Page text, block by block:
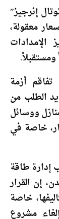
إنرجيز”
معقولة،
أزمة
الطلب من
ووسائل
خاصة في
إدارة طاقة
إن القرار
خاصة
مشروع